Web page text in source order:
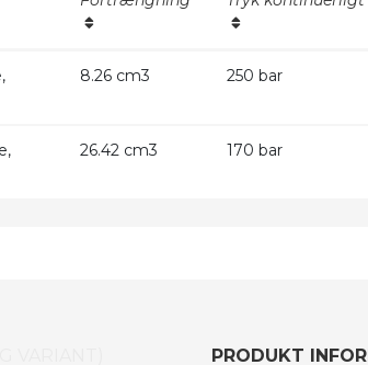
8.26 cm3 250 bar
26.42 cm3 170 bar
PRODUKT